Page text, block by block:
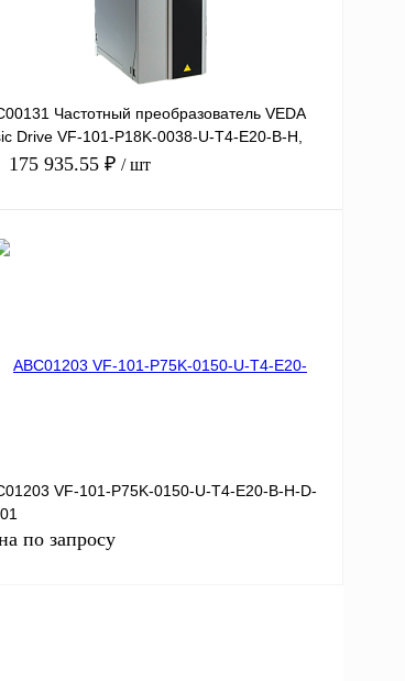
Частотный преобразователь VEDA
Drive VF-101-P18K-0038-U-T4-E20-B-H,
18,5кВт, 38
175 935.55 ₽ / шт
VF-101-P75K-0150-U-T4-E20-B-H-D-
по запросу